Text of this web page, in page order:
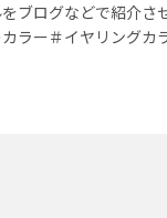
ブログなどで紹介さ
ラー＃イヤリングカ